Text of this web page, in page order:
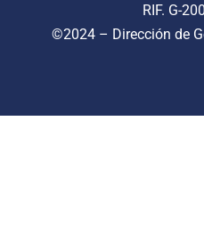
RIF. G-
©2024 – Dirección de